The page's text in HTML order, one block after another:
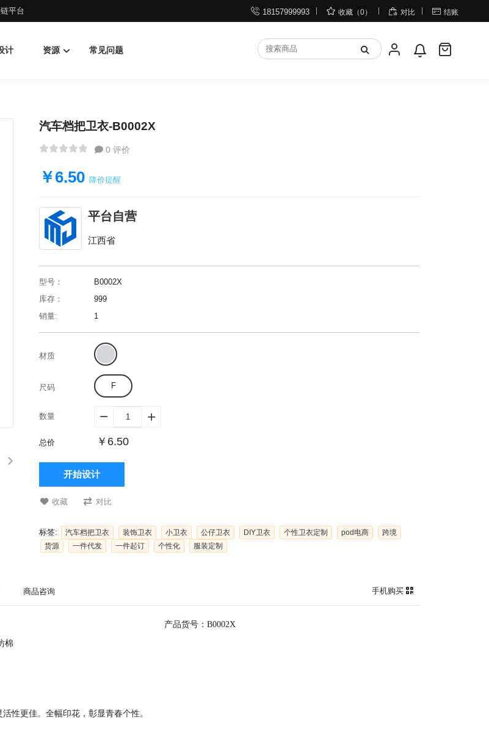
平台  18157999993  收藏（0）  对比  结账
计 资源 常见问题
汽车档把卫衣-B0002X
0 评价
￥6.50 降价提醒
平台自营
江西省
型号：
B0002X
库存：
999
销量:
1
材质
尺码 F
数量  
总价 ￥6.50
开始设计
收藏 对比
标签: 汽车档把卫衣 装饰卫衣 小卫衣 公仔卫衣 DIY卫衣 个性卫衣定制 pod电商
跨境
货源
一件代发 一件起订 个性化 服装定制
商品咨询 手机购买
产品货号：B0002X
棉
性更佳。全幅印花，彰显青春个性。